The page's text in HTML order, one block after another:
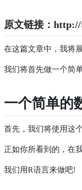
原文链接：http://
在这篇文章中，我将
我们将首先做一个简
一个简单的
首先，我们将使用这
正如你所看到的，在
我们用R语言来做吧!